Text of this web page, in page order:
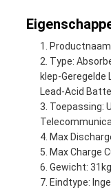
Type:
klep-Geregelde
Lead-Acid
Toepassing:
Max
Max Charge
Gewicht: 31kg
Eindtype: